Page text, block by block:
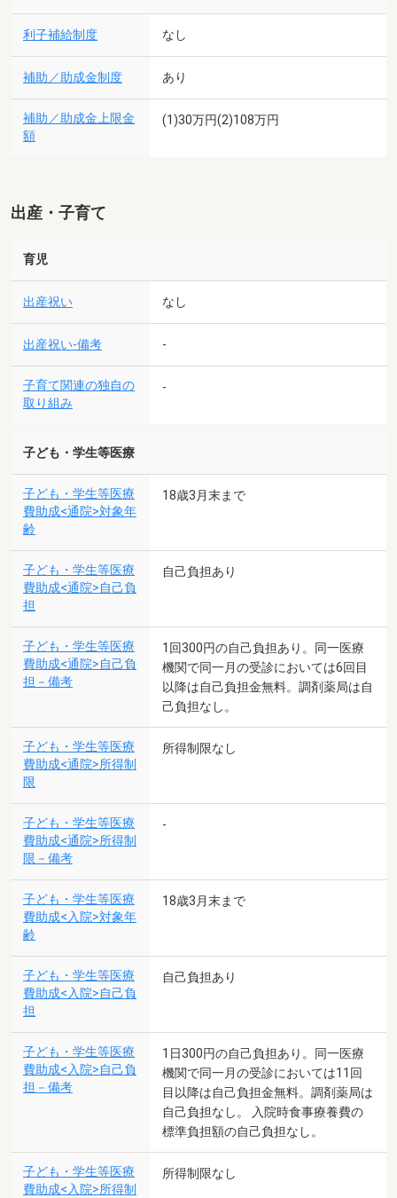
利子補給制度 なし
補助／助成金制度 あり
補助／助成金上限金
額
(1)30万円(2)108万円
出産・子育て
育児
出産祝い なし
出産祝い-備考 -
子育て関連の独自の
取り組み
-
子ども・学生等医療
子ども・学生等医療
費助成<通院>対象年
齢
18歳3月末まで
子ども・学生等医療
費助成<通院>自己負
担
自己負担あり
子ども・学生等医療
費助成<通院>自己負
担－備考
1回300円の自己負担あり。同一医療
機関で同一月の受診においては6回目
以降は自己負担金無料。調剤薬局は自
己負担なし。
子ども・学生等医療
費助成<通院>所得制
限
所得制限なし
子ども・学生等医療
費助成<通院>所得制
限－備考
-
子ども・学生等医療
費助成<入院>対象年
齢
18歳3月末まで
子ども・学生等医療
費助成<入院>自己負
担
自己負担あり
子ども・学生等医療
費助成<入院>自己負
担－備考
1日300円の自己負担あり。同一医療
機関で同一月の受診においては11回
目以降は自己負担金無料。調剤薬局は
自己負担なし。 入院時食事療養費の
標準負担額の自己負担なし。
子ども・学生等医療
費助成<入院>所得制
所得制限なし